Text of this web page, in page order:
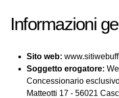
Informazioni
Sito web:
Soggetto erogatore:
Concessionario
Matteotti 17 - 56021